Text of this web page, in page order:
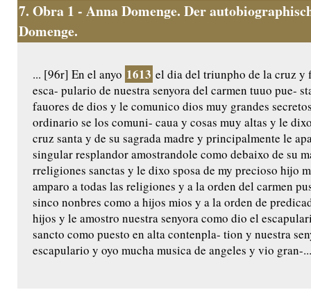
7. Obra 1 - Anna Domenge. Der
Domenge.
... [96r] En el anyo 1613 el dia del triunpho de la cruz y
esca- pulario de nuestra senyora del carmen tuuo pue-
fauores de dios y le comunico dios muy grandes
ordinario se los comuni- caua y cosas muy altas y le
cruz santa y de su sagrada madre y principalmente le
singular resplandor amostrandole como debaixo de su
rreligiones sanctas y le dixo sposa de my precioso hijo
amparo a todas las religiones y a la orden del carmen
sinco nonbres como a hijos mios y a la orden de
hijos y le amostro nuestra senyora como dio el
sancto como puesto en alta contenpla- tion y nuestra
escapulario y oyo mucha musica de angeles y vio gran-...